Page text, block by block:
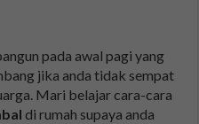
pada awal pagi yang
jika anda tidak sempat
Mari belajar cara-cara
di rumah supaya anda